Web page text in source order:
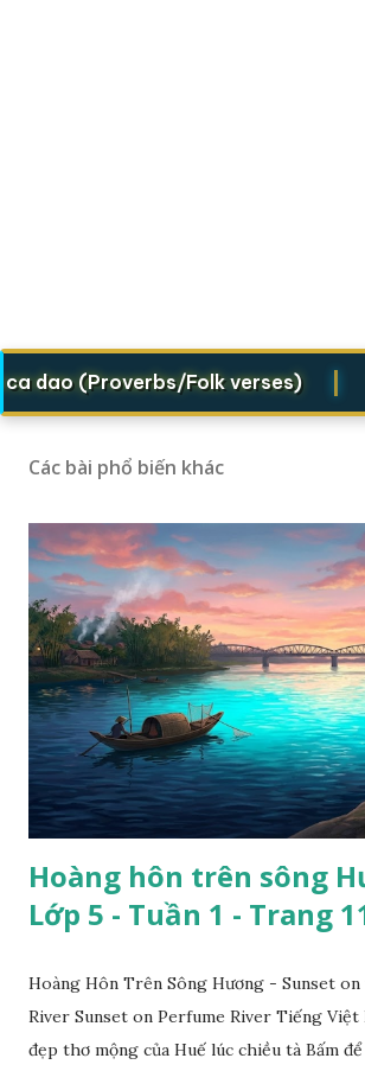
(Proverbs/Folk verses) |
Các bài phổ biến khác
Hoàng hôn trên sông
Lớp 5 - Tuần 1 - Trang
Hoàng Hôn Trên Sông Hương - Sunset
River Sunset on Perfume River Tiếng Việt
đẹp thơ mộng của Huế lúc chiều tà Bấm